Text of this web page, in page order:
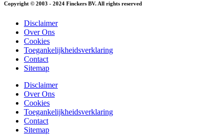
Copyright © 2003 - 2024 Finckers BV. All rights reserved
Disclaimer
Over Ons
Cookies
Toegankelijkheidsverklaring
Contact
Sitemap
Disclaimer
Over Ons
Cookies
Toegankelijkheidsverklaring
Contact
Sitemap